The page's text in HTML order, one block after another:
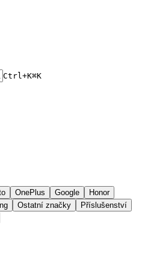
Ctrl+K⌘K
OnePlus Google
Honor
Ostatní značky
Příslušenství